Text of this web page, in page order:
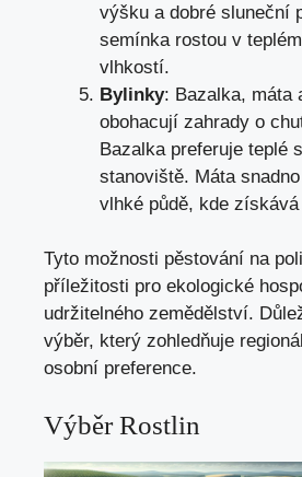
výšku a dobré sluneční
semínka rostou v
vlhkostí.
Bylinky: Bazalka, máta
obohacují zahrady o
Bazalka preferuje teplé
stanoviště. Máta
vlhké půdě, kde
Tyto možnosti pěstování na
příležitosti pro ekologické
udržitelného zemědělství.
výběr, který zohledňuje
osobní preference.
Výběr Rostlin